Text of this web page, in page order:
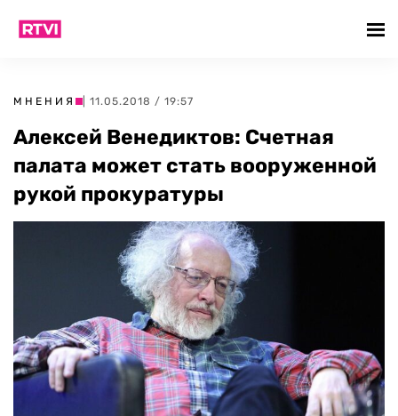
МНЕНИЯ | 11.05.2018 / 19:57
Алексей Венедиктов: Счетная
палата может стать вооруженной
рукой прокуратуры